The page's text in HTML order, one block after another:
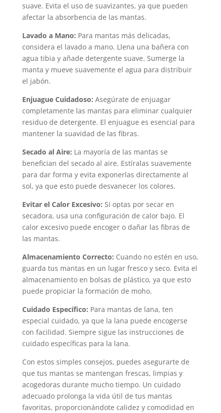
suave. Evita el uso de suavizantes, ya que pueden
afectar la absorbencia de las mantas.
Lavado a Mano: Para mantas más delicadas,
considera el lavado a mano. Llena una bañera con
agua tibia y añade detergente suave. Sumerge la
manta y mueve suavemente el agua para distribuir
el jabón.
Enjuague Cuidadoso: Asegúrate de enjuagar
completamente las mantas para eliminar cualquier
residuo de detergente. El enjuague es esencial para
mantener la suavidad de las fibras.
Secado al Aire: La mayoría de las mantas se
benefician del secado al aire. Estíralas suavemente
para dar forma y evita exponerlas directamente al
sol, ya que esto puede desvanecer los colores.
Evitar el Calor Excesivo: Si optas por secar en
secadora, usa una configuración de calor bajo. El
calor excesivo puede encoger o dañar las fibras de
las mantas.
Almacenamiento Correcto: Cuando no estén en uso,
guarda tus mantas en un lugar fresco y seco. Evita el
almacenamiento en bolsas de plástico, ya que esto
puede propiciar la formación de moho.
Cuidado Específico: Para mantas de lana, ten
especial cuidado, ya que la lana puede encogerse
con facilidad. Siempre sigue las instrucciones de
cuidado específicas para la lana.
Con estos simples consejos, puedes asegurarte de
que tus mantas se mantengan frescas, limpias y
acogedoras durante mucho tiempo. Un cuidado
adecuado prolonga la vida útil de tus mantas
favoritas, proporcionándote calidez y comodidad en